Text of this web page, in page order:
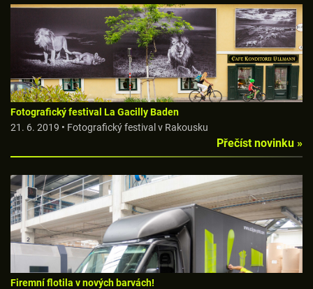
Fotografický festival La Gacilly Baden
21. 6. 2019 • Fotografický festival v Rakousku
Přečíst novinku »
Firemní flotila v nových barvách!